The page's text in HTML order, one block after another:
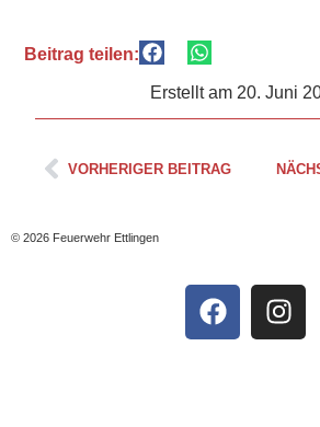
Beitrag teilen:
Erstellt am 20. Juni
VORHERIGER BEITRAG
© 2026 Feuerwehr Ettlingen